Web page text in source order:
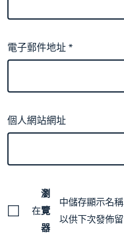
電子郵件地址*
個人網站網址
在
瀏
覽
器
中儲存顯示名
以供下次發佈